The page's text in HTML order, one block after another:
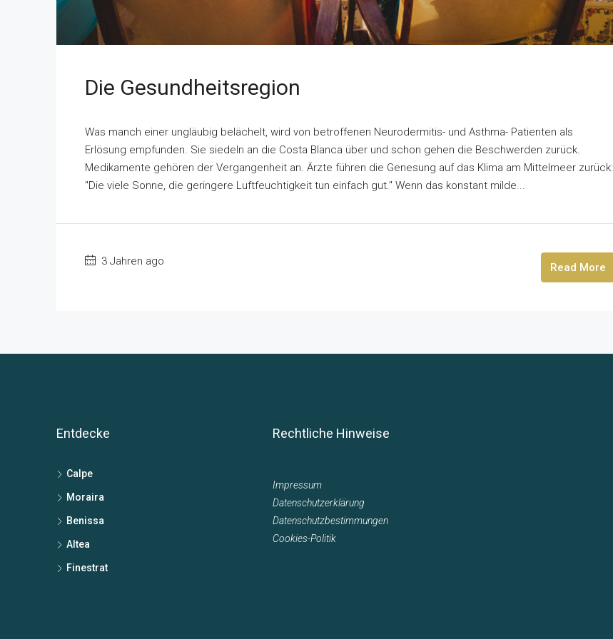
Die Gesundheitsregion
Was manch einer ungläubig belächelt, wird von betroffenen Neurodermitis- und Asthma- Patienten als
Erlösung empfunden. Sie siedeln an die Costa Blanca über und schon gehen die Beschwerden zurück.
Medikamente gehören der Vergangenheit an. Ärzte führen die Genesung auf das Klima am Mittelmeer zurück:
"Die viele Sonne, die geringere Luftfeuchtigkeit tun einfach gut." Wenn das konstant milde...
3 Jahren ago Read More
Entdecke
Calpe
Moraira
Benissa
Altea
Finestrat
Rechtliche Hinweise
Impressum
Datenschutzerklärung
Datenschutzbestimmungen
Cookies-Politik